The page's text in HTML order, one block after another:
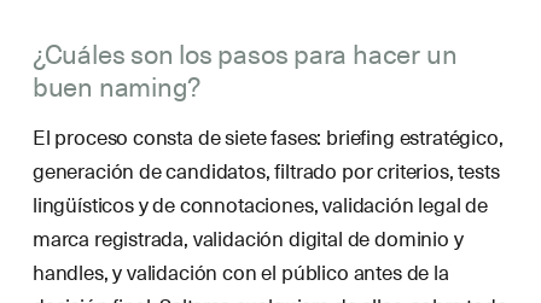
¿Cuáles son los pasos para hacer un
buen naming?
El proceso consta de siete fases: briefing estratégico,
generación de candidatos, filtrado por criterios, tests
lingüísticos y de connotaciones, validación legal de
marca registrada, validación digital de dominio y
handles, y validación con el público antes de la